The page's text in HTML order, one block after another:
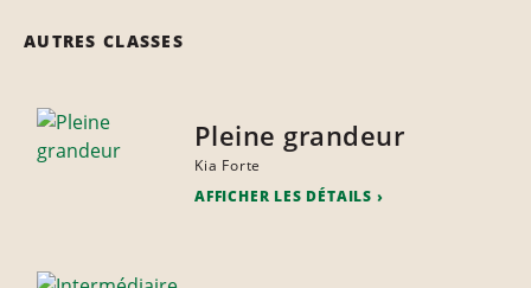
AUTRES CLASSES
Pleine grandeur
Kia Forte
AFFICHER LES DÉTAILS